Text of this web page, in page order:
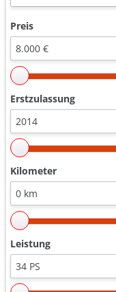
Preis
Erstzulassung
Kilometer
Leistung